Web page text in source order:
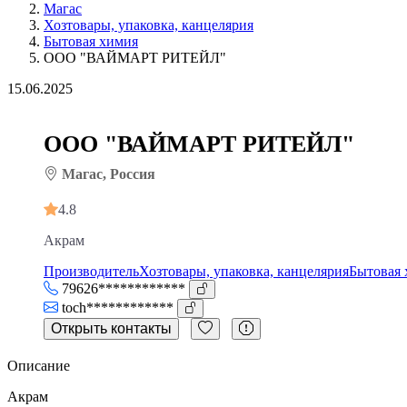
Магас
Хозтовары, упаковка, канцелярия
Бытовая химия
ООО "ВАЙМАРТ РИТЕЙЛ"
15.06.2025
ООО "ВАЙМАРТ РИТЕЙЛ"
Магас, Россия
4.8
Акрам
ПроизводительХозтовары, упаковка, канцелярияБытовая
79626************
toch************
Открыть контакты
Описание
Акрам